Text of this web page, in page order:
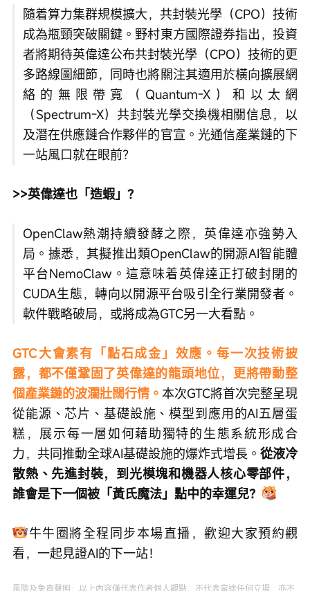
隨着算力集群規模擴大，共封裝光學（CPO）技術
成為瓶頸突破關鍵。野村東方國際證券指出，投資
者將期待英偉達公布共封裝光學（CPO）技術的更
多路線圖細節，同時也將關注其適用於橫向擴展網
絡的無限帶寬（Quantum-X）和以太網
（Spectrum-X）共封裝光學交換機相關信息，以
及潛在供應鏈合作夥伴的官宣。光通信產業鏈的下
一站風口就在眼前？
>>英偉達也「造蝦」？
OpenClaw熱潮持續發酵之際，英偉達亦強勢入
局。據悉，其擬推出類OpenClaw的開源AI智能體
平台NemoClaw。這意味着英偉達正打破封閉的
CUDA生態，轉向以開源平台吸引全行業開發者。
軟件戰略破局，或將成為GTC另一大看點。
GTC大會素有「點石成金」效應。每一次技術披
露，都不僅鞏固了英偉達的龍頭地位，更將帶動整
個產業鏈的波瀾壯闊行情。 本次GTC將首次完整呈現
從能源、芯片、基礎設施、模型到應用的AI五層蛋
糕，展示每一層如何藉助獨特的生態系統形成合
力，共同推動全球AI基礎設施的爆炸式增長。 從液冷
散熱、先進封裝，到光模塊和機器人核心零部件，
誰會是下一個被「黃氏魔法」點中的幸運兒？
牛牛圈將全程同步本場直播，歡迎大家預約觀
看，一起見證AI的下一站！
風險及免責聲明：以上內容僅代表作者個人觀點，不代表富途任何立場，亦不